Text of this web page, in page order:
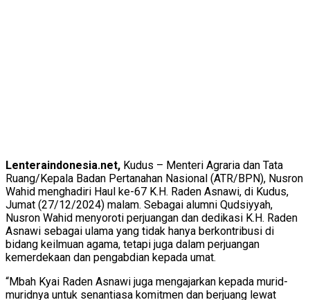
Lenteraindonesia.net, Kudus – Menteri Agraria dan Tata
Ruang/Kepala Badan Pertanahan Nasional (ATR/BPN), Nusron
Wahid menghadiri Haul ke-67 K.H. Raden Asnawi, di Kudus,
Jumat (27/12/2024) malam. Sebagai alumni Qudsiyyah,
Nusron Wahid menyoroti perjuangan dan dedikasi K.H. Raden
Asnawi sebagai ulama yang tidak hanya berkontribusi di
bidang keilmuan agama, tetapi juga dalam perjuangan
kemerdekaan dan pengabdian kepada umat.
“Mbah Kyai Raden Asnawi juga mengajarkan kepada murid-
muridnya untuk senantiasa komitmen dan berjuang lewat